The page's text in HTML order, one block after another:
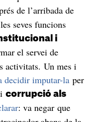
de l’arribada de
seves funcions
i
el servei de
activitats. Un mes i
decidir imputar-laper
i corrupció als
: va negar que